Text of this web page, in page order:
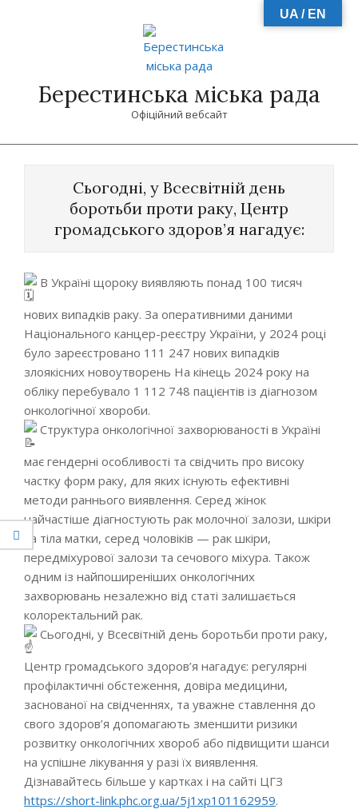
Берестинська міська рада
Офіційний вебсайт
Сьогодні, у Всесвітній день
боротьби проти раку, Центр
громадського здоров’я нагадує:
В Україні щороку виявляють понад 100 тисяч
нових випадків раку. За оперативними даними
Національного канцер-реєстру України, у 2024 році
було зареєстровано 111 247 нових випадків
злоякісних новоутворень На кінець 2024 року на
обліку перебувало 1 112 748 пацієнтів із діагнозом
онкологічної хвороби.
Структура онкологічної захворюваності в Україні
має гендерні особливості та свідчить про високу
частку форм раку, для яких існують ефективні
методи раннього виявлення. Серед жінок
найчастіше діагностують рак молочної залози, шкіри
та тіла матки, серед чоловіків — рак шкіри,
передміхурової залози та сечового міхура. Також
одним із найпоширеніших онкологічних
захворювань незалежно від статі залишається
колоректальний рак.
Сьогодні, у Всесвітній день боротьби проти раку,
Центр громадського здоров’я нагадує: регулярні
профілактичні обстеження, довіра медицини,
заснованої на свідченнях, та уважне ставлення до
свого здоров’я допомагають зменшити ризики
розвитку онкологічних хвороб або підвищити шанси
на успішне лікування у разі їх виявлення.
Дізнавайтесь більше у картках і на сайті ЦГЗ
https://short-link.phc.org.ua/5j1xp101162959.
UA / EN